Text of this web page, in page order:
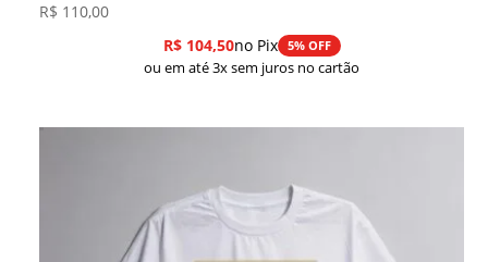
R$ 110,00
R$104,50no Pix 5% OFF
ou em até 3x sem juros no cartão